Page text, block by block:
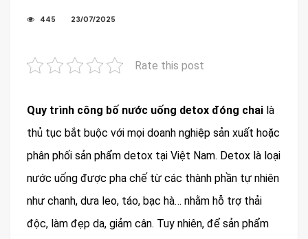
445 23/07/2025
Rate this post
Quy trình công bố nước uống detox đóng chai là
thủ tục bắt buộc với mọi doanh nghiệp sản xuất hoặc
phân phối sản phẩm detox tại Việt Nam. Detox là loại
nước uống được pha chế từ các thành phần tự nhiên
như chanh, dưa leo, táo, bạc hà… nhằm hỗ trợ thải
độc, làm đẹp da, giảm cân. Tuy nhiên, để sản phẩm